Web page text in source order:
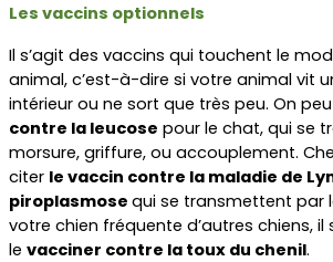
Les vaccins optionnels
Il s’agit des vaccins qui touchent le
animal, c’est-à-dire si votre animal vit
intérieur ou ne sort que très peu. On
contre la leucose pour le chat, qui se
morsure, griffure, ou accouplement.
citer le vaccin contre la maladie de
piroplasmose qui se transmettent par
votre chien fréquente d’autres chiens, il
le vacciner contre la toux du chenil.